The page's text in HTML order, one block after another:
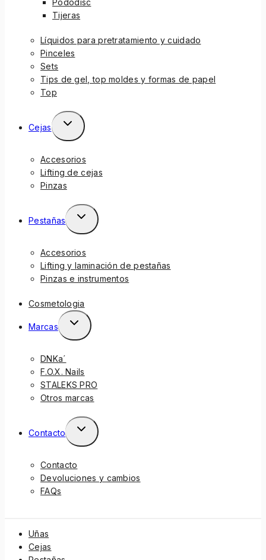
Pododisc
Tijeras
Líquidos para pretratamiento y cuidado
Pinceles
Sets
Tips de gel, top moldes y formas de papel
Top
Cejas
Accesorios
Lifting de cejas
Pinzas
Pestañas
Accesorios
Lifting y laminación de pestañas
Pinzas e instrumentos
Cosmetologia
Marcas
DNKa´
F.O.X. Nails
STALEKS PRO
Otros marcas
Contacto
Contacto
Devoluciones y cambios
FAQs
Uñas
Cejas